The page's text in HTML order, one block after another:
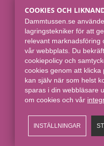
Spjut E-
118
Online
COOKIES OCH
Dammtussen.se
lagringstekniker för att
relevant marknadsföring
vår webbplats. Du
cookiepolicy och
cookies genom att klicka
kan själv när som helst
sparas i din webbläsare
om cookies och vår
INSTÄLLNINGAR